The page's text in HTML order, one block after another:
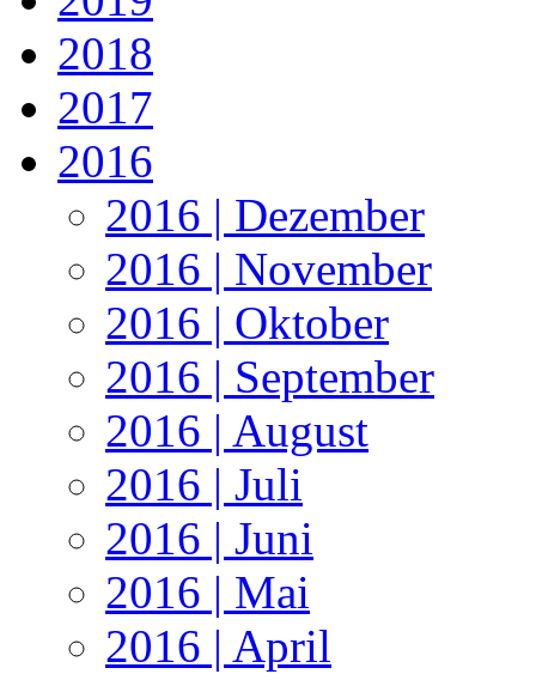
2018
2017
2016
2016 | Dezember
2016 | November
2016 | Oktober
2016 | September
2016 | August
2016 | Juli
2016 | Juni
2016 | Mai
2016 | April